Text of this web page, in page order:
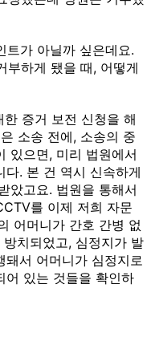
가 아닐까 싶은데요.
부하게 됐을 때, 어떻게
증거 보전 신청을 해
소송 전에, 소송의 중
있으면, 미리 법원에서
다. 본 건 역시 신속하게
았고요. 법원을 통해서
를 이제 저희 자문
어머니가 간호 간병 없
치되었고, 심정지가 발
서 어머니가 심정지로
어 있는 것들을 확인하